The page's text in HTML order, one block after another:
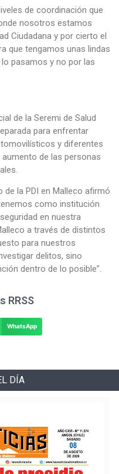
de coordinación que
nosotros estamos
Ciudadana y por cierto el
que tengamos unas lindas
pasamos y no por las
de la Seremi de Salud
para enfrentar
y diferentes
de las personas
de la PDI en Malleco afirmó
como institución
en nuestra
a través de distintos
para nuestros
delitos, sino
dentro de lo posible”.
RRSS
WhatsApp
DÍA